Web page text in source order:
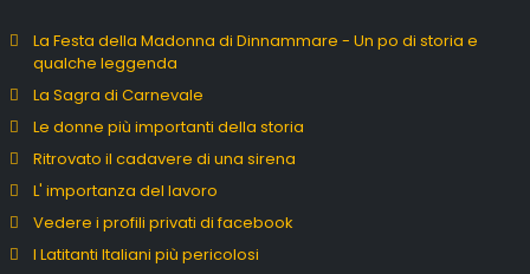
La Festa della Madonna di Dinnammare - Un po di storia e
qualche leggenda
La Sagra di Carnevale
Le donne più importanti della storia
Ritrovato il cadavere di una sirena
L' importanza del lavoro
Vedere i profili privati di facebook
I Latitanti Italiani più pericolosi